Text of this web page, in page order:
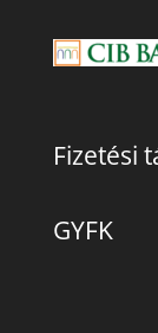
Fizetési
GYFK